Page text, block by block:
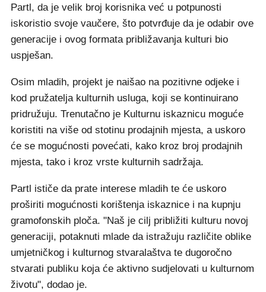
Partl, da je velik broj korisnika već u potpunosti
iskoristio svoje vaučere, što potvrđuje da je odabir ove
generacije i ovog formata približavanja kulturi bio
uspješan.
Osim mladih, projekt je naišao na pozitivne odjeke i
kod pružatelja kulturnih usluga, koji se kontinuirano
pridružuju. Trenutačno je Kulturnu iskaznicu moguće
koristiti na više od stotinu prodajnih mjesta, a uskoro
će se mogućnosti povećati, kako kroz broj prodajnih
mjesta, tako i kroz vrste kulturnih sadržaja.
Partl ističe da prate interese mladih te će uskoro
proširiti mogućnosti korištenja iskaznice i na kupnju
gramofonskih ploča. "Naš je cilj približiti kulturu novoj
generaciji, potaknuti mlade da istražuju različite oblike
umjetničkog i kulturnog stvaralaštva te dugoročno
stvarati publiku koja će aktivno sudjelovati u kulturnom
životu", dodao je.